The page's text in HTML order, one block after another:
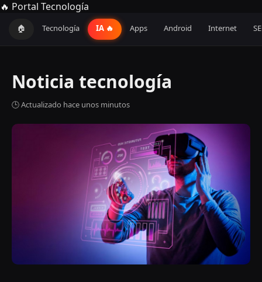
🔥 Portal Tecnología
🏠 Tecnología IA 🔥 Apps Android Internet
Noticia tecnología
🕒 Actualizado hace unos minutos